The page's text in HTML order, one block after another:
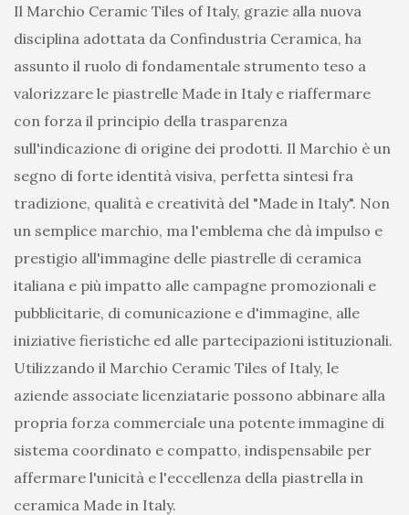
Il Marchio Ceramic Tiles of Italy, grazie alla nuova
disciplina adottata da Confindustria Ceramica, ha
assunto il ruolo di fondamentale strumento teso a
valorizzare le piastrelle Made in Italy e riaffermare
con forza il principio della trasparenza
sull'indicazione di origine dei prodotti. Il Marchio è un
segno di forte identità visiva, perfetta sintesi fra
tradizione, qualità e creatività del "Made in Italy". Non
un semplice marchio, ma l'emblema che dà impulso e
prestigio all'immagine delle piastrelle di ceramica
italiana e più impatto alle campagne promozionali e
pubblicitarie, di comunicazione e d'immagine, alle
iniziative fieristiche ed alle partecipazioni istituzionali.
Utilizzando il Marchio Ceramic Tiles of Italy, le
aziende associate licenziatarie possono abbinare alla
propria forza commerciale una potente immagine di
sistema coordinato e compatto, indispensabile per
affermare l'unicità e l'eccellenza della piastrella in
ceramica Made in Italy.